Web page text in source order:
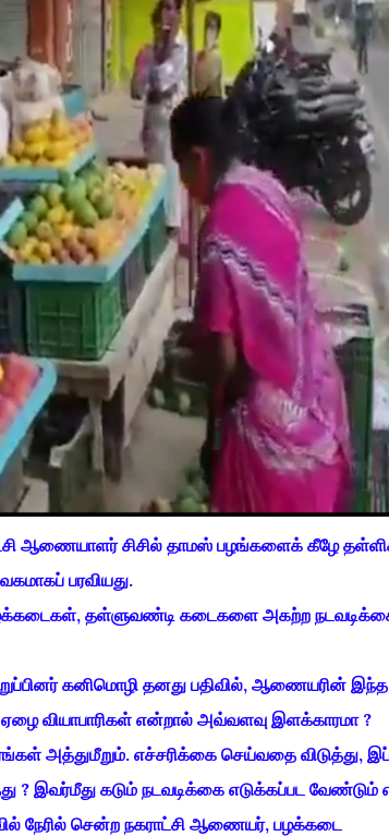
ஆணையாளர் சிசில் தாமஸ் பழங்களைக் கீழே
பரவியது.
பழக்கடைகள், தள்ளுவண்டி கடைகளை அகற்ற
கனிமொழி தனது பதிவில், ஆணையரின் இந்த
வியாபாரிகள் என்றால் அவ்வளவு இளக்காரமா ?
அத்துமீறும். எச்சரிக்கை செய்வதை விடுத்து,
? இவர்மீது கடும் நடவடிக்கை எடுக்கப்பட வேண்டும்
நேரில் சென்ற நகராட்சி ஆணையர், பழக்கடை